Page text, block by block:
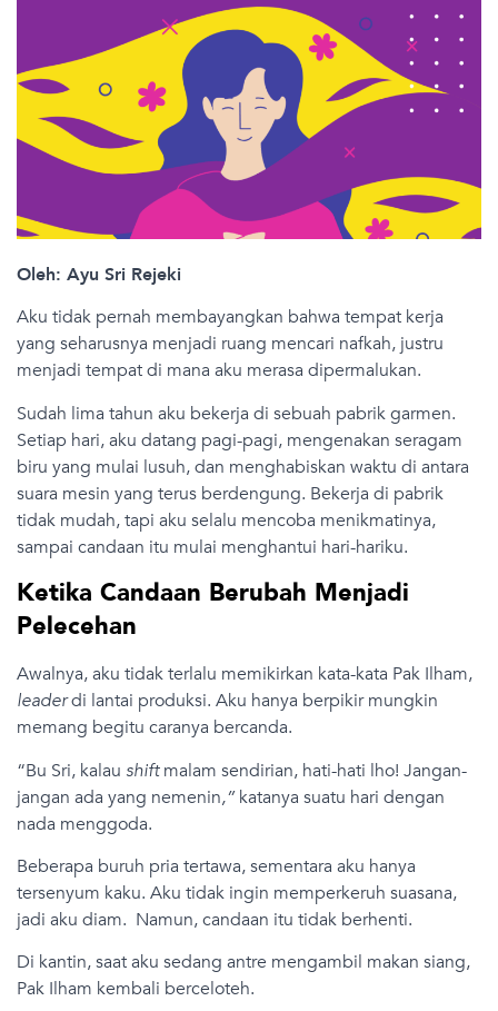
Oleh: Ayu Sri Rejeki
Aku tidak pernah membayangkan bahwa tempat kerja
yang seharusnya menjadi ruang mencari nafkah, justru
menjadi tempat di mana aku merasa dipermalukan.
Sudah lima tahun aku bekerja di sebuah pabrik garmen.
Setiap hari, aku datang pagi-pagi, mengenakan seragam
biru yang mulai lusuh, dan menghabiskan waktu di antara
suara mesin yang terus berdengung. Bekerja di pabrik
tidak mudah, tapi aku selalu mencoba menikmatinya,
sampai candaan itu mulai menghantui hari-hariku.
Ketika Candaan Berubah Menjadi
Pelecehan
Awalnya, aku tidak terlalu memikirkan kata-kata Pak Ilham,
leaderdi lantai produksi. Aku hanya berpikir mungkin
memang begitu caranya bercanda.
“Bu Sri, kalau shiftmalam sendirian, hati-hati lho! Jangan-
jangan ada yang nemenin,”katanya suatu hari dengan
nada menggoda.
Beberapa buruh pria tertawa, sementara aku hanya
tersenyum kaku. Aku tidak ingin memperkeruh suasana,
jadi aku diam. Namun, candaan itu tidak berhenti.
Di kantin, saat aku sedang antre mengambil makan siang,
Pak Ilham kembali berceloteh.